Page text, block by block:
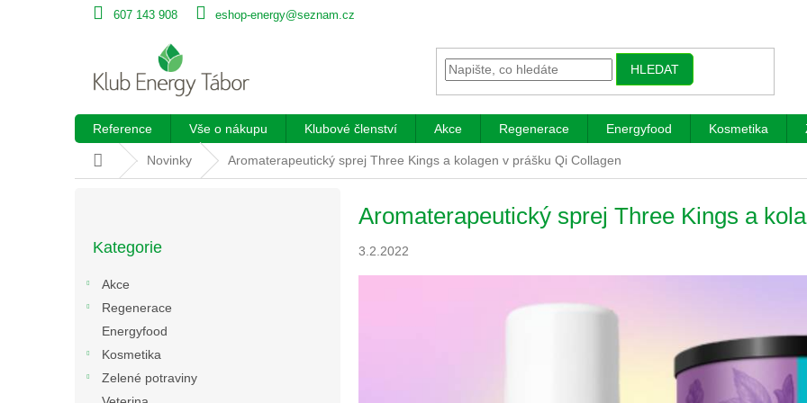
607 143 908 eshop-energy@seznam.cz
HLEDAT
Reference Vše o nákupu Klubové členství Akce Regenerace Energyfood Kosmetika
Domů Novinky Aromaterapeutický sprej Three Kings a kolagen v prášku Qi Collagen
kategorie
Kategorie
Akce
Regenerace
Energyfood
Kosmetika
Zelené potraviny
Aromaterapeutický sprej Three Kings a
3.2.2022